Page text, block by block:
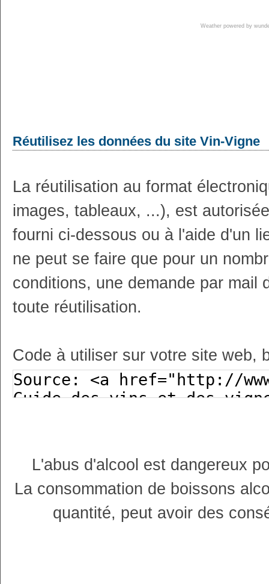
Weather powered by
Réutilisez les données du site Vin-Vigne
La réutilisation au format
images, tableaux, ...), est
fourni ci-dessous ou à l'aide d'un
ne peut se faire que pour un
conditions, une demande par mail
toute réutilisation.
Code à utiliser sur votre site web,
L'abus d'alcool est dangereux
La consommation de boissons
quantité, peut avoir des